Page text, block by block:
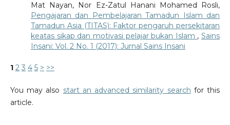
Mat Nayan, Nor Ez-Zatul Hanani Mohamed Rosli,
Pengajaran dan Pembelajaran Tamadun Islam dan
Tamadun Asia (TITAS): Faktor pengaruh persekitaran
keatas sikap dan motivasi pelajar bukan Islam ,Sains
Insani: Vol. 2 No. 1 (2017): Jurnal Sains Insani
1 2 3 4 5 > >>
You may also start an advanced similarity search for this
article.